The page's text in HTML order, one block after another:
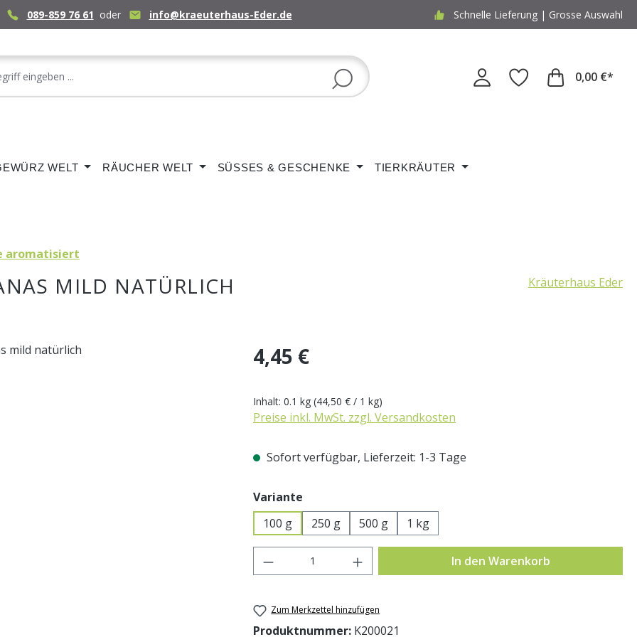
089-859 76 61 oder info@kraeuterhaus-Eder.de Schnelle Lieferung | Grosse Auswahl
0,00 €*
WELT RÄUCHER WELT SÜSSES & GESCHENKE TIERKRÄUTER
aromatisiert
MILD NATÜRLICH Kräuterhaus Eder
Regulärer Preis:
4,45 €
Inhalt: 0.1 kg (44,50 € / 1 kg)
Preise inkl. MwSt. zzgl. Versandkosten
Sofort verfügbar, Lieferzeit: 1-3 Tage
Variante
100 g
250 g 500 g 1 kg
Produkt Anzahl: Gib den gewünschten Wert
In den Warenkorb
Zum Merkzettel hinzufügen
Produktnummer: K200021